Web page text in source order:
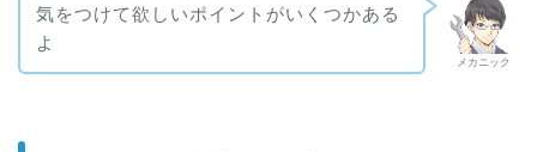
メカニック
気をつけて欲しいポイントがいくつかある
よ